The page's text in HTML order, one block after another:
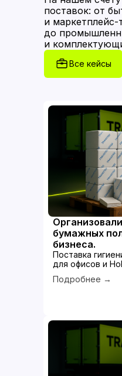
поставок: от
и маркетплейс-
до
и
Все кейсы
бумажных
бизнеса.
Поставка
для офисов и
Подробнее →